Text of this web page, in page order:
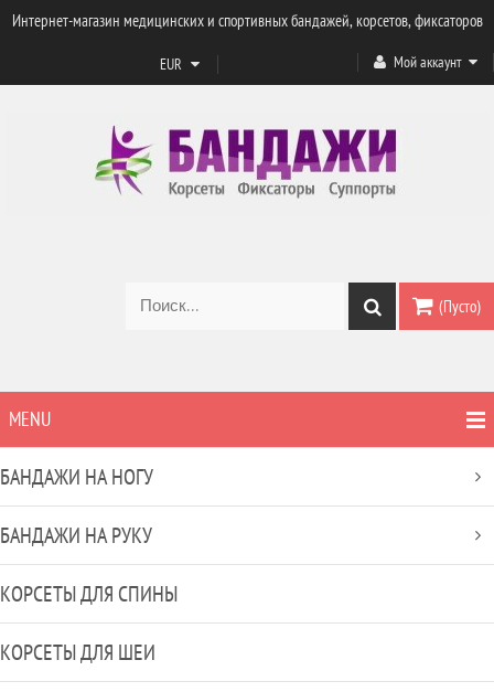
Интернет-магазин медицинских и спортивных бандажей, корсетов, фиксаторов
EUR Мой аккаунт
(Пусто)
MENU
БАНДАЖИ НА НОГУ
БАНДАЖИ НА РУКУ
КОРСЕТЫ ДЛЯ СПИНЫ
КОРСЕТЫ ДЛЯ ШЕИ